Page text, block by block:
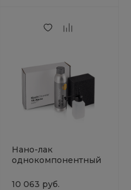
Нано-лак
однокомпонентный
250мл KochChemie
10 063 руб.